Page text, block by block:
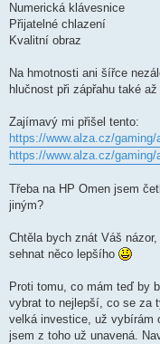
Numerická klávesnice
Přijatelné chlazení
Kvalitní obraz
Na hmotnosti ani šířce
hlučnost při zápřahu také
Zajímavý mi přišel tento:
https://www.alza.cz/
https://www.alza.cz/
Třeba na HP Omen jsem
jiným?
Chtěla bych znát Váš
sehnat něco lepšího
Proti tomu, co mám teď by
vybrat to nejlepší, co se za
velká investice, už vybírám
jsem z toho už unavená.